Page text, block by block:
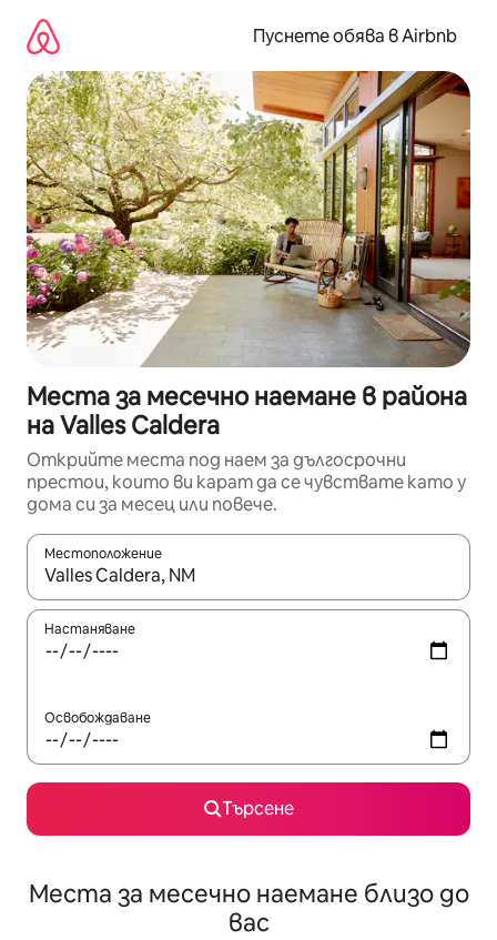
съдържанието
Пуснете обява в Airbnb
Места за месечно наемане в района
на Valles Caldera
Открийте места под наем за дългосрочни
престои, които ви карат да се чувствате като у
дома си за месец или повече.
Местоположение
Когато резултатите се покажат, използвайте
Настаняване
Освобождаване
Търсене
Места за месечно наемане близо до
вас